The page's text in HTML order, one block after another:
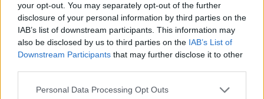
your opt-out. You may separately opt-out of the further
disclosure of your personal information by third parties on the
IAB’s list of downstream participants. This information may
also be disclosed by us to third parties on the IAB’s List of
Downstream Participants that may further disclose it to other
Personal Data Processing Opt Outs